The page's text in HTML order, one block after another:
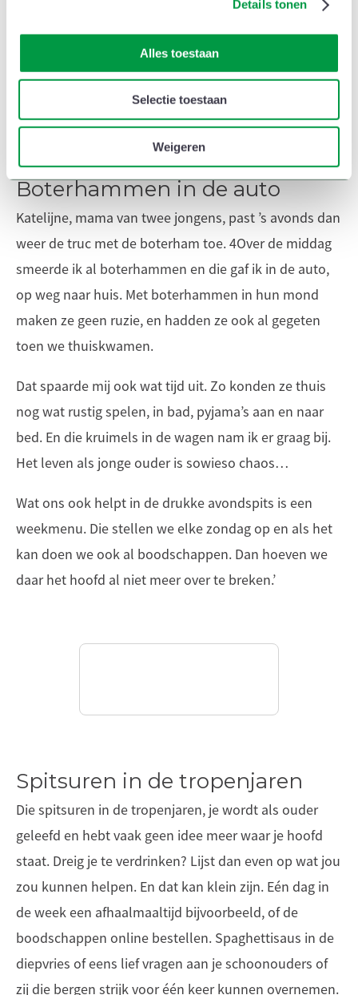
personaliseren, om functies voor sociale media te bieden en
om ons websiteverkeer te analyseren. Ook delen we
informatie over uw gebruik van onze site met onze partners
voor sociale media, adverteren en analyse. Die partners
kunnen deze gegevens combineren met andere informatie die
u aan ze heeft verstrekt of die ze hebben verzameld op basis
van uw gebruik van hun services.
Details tonen
Alles toestaan
Selectie toestaan
Weigeren
Ontprikkelen na een drukke dag in de
kleuterklas of in de crèche
Lees ook
Boterhammen in de auto
Katelijne, mama van twee jongens, past ’s avonds dan
weer de truc met de boterham toe. 4Over de middag
smeerde ik al boterhammen en die gaf ik in de auto,
op weg naar huis. Met boterhammen in hun mond
maken ze geen ruzie, en hadden ze ook al gegeten
toen we thuiskwamen.
Dat spaarde mij ook wat tijd uit. Zo konden ze thuis
nog wat rustig spelen, in bad, pyjama’s aan en naar
bed. En die kruimels in de wagen nam ik er graag bij.
Het leven als jonge ouder is sowieso chaos…
Wat ons ook helpt in de drukke avondspits is een
weekmenu. Die stellen we elke zondag op en als het
kan doen we ook al boodschappen. Dan hoeven we
daar het hoofd al niet meer over te breken.’
Spitsuren in de tropenjaren
Die spitsuren in de tropenjaren, je wordt als ouder
geleefd en hebt vaak geen idee meer waar je hoofd
staat. Dreig je te verdrinken? Lijst dan even op wat jou
zou kunnen helpen. En dat kan klein zijn. Eén dag in
de week een afhaalmaaltijd bijvoorbeeld, of de
boodschappen online bestellen. Spaghettisaus in de
diepvries of eens lief vragen aan je schoonouders of
zij die bergen strijk voor één keer kunnen overnemen.